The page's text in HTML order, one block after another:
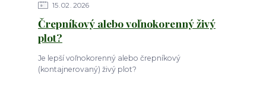
15 02 2026
Črepníkový alebo voľnokorenný živý
plot?
Je lepší voľnokorenný alebo črepníkový
(kontajnerovaný) živý plot?